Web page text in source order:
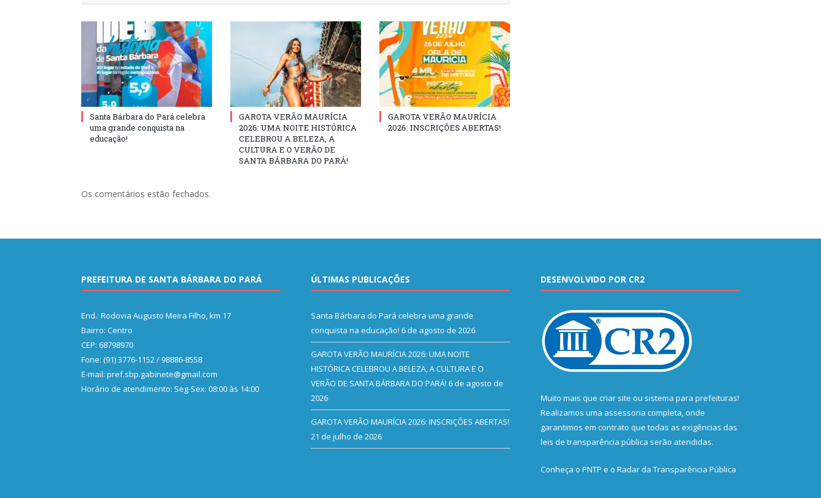
Santa Bárbara do Pará celebra
uma grande conquista na
educação!
GAROTA VERÃO MAURÍCIA
2026: UMA NOITE HISTÓRICA
CELEBROU A BELEZA, A
CULTURA E O VERÃO DE
SANTA BÁRBARA DO PARÁ!
GAROTA VERÃO MAURÍCIA
2026: INSCRIÇÕES ABERTAS!
Os comentários estão fechados.
PREFEITURA DE SANTA BÁRBARA DO PARÁ
End.: Rodovia Augusto Meira Filho, km 17
Bairro: Centro
CEP: 68798970
Fone: (91) 3776-1152 / 98886-8558
E-mail: pref.sbp.gabinete@gmail.com
Horário de atendimento: Seg-Sex: 08:00 às 14:00
ÚLTIMAS PUBLICAÇÕES
Santa Bárbara do Pará celebra uma grande
conquista na educação! 6 de agosto de 2026
GAROTA VERÃO MAURÍCIA 2026: UMA NOITE
HISTÓRICA CELEBROU A BELEZA, A CULTURA E O
VERÃO DE SANTA BÁRBARA DO PARÁ! 6 de agosto de
2026
GAROTA VERÃO MAURÍCIA 2026: INSCRIÇÕES ABERTAS!
21 de julho de 2026
DESENVOLVIDO POR CR2
Muito mais que criar site ou sistema para prefeituras!
Realizamos uma assessoria completa, onde
garantimos em contrato que todas as exigências das
leis de transparência pública serão atendidas.
Conheça o PNTP e o Radar da Transparência Pública